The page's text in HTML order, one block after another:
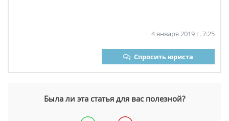
4 января 2019 г. 7:25
Спросить юриста
Была ли эта статья для вас полезной?